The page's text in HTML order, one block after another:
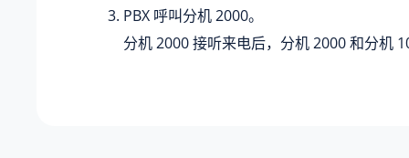
PBX 呼叫分机 2000。
分机 2000 接听来电后，分机 2000 和分机